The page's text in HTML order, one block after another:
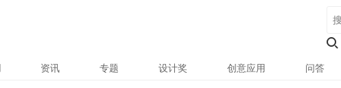
资讯 专题 设计奖 创意应用 问答